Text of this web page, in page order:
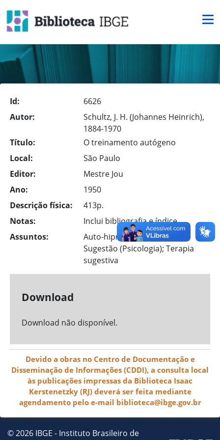
Id:
6626
Autor:
Schultz, J. H. (Johannes Heinrich),
1884-1970
Título:
O treinamento autógeno
Local:
São Paulo
Editor:
Mestre Jou
Ano:
1950
Descrição física:
413p.
Notas:
Inclui bibliografia e índice.
Assuntos:
Auto-hipnose; Relaxamento;
Sugestão (Psicologia); Terapia
sugestiva
Download
Download não disponível.
Devido a obras no Centro de Documentação e
Disseminação de Informações (CDDI), a consulta local
às publicações impressas da Biblioteca Isaac
Kerstenetzky (RJ) deverá ser feita mediante
agendamento pelo e-mail biblioteca@ibge.gov.br
© 2026 IBGE - Instituto Brasileiro de